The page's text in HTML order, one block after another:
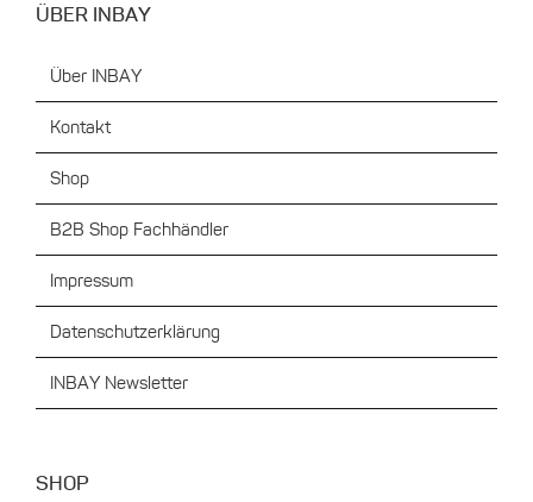
ÜBER INBAY
Über INBAY
Kontakt
Shop
B2B Shop Fachhändler
Impressum
Datenschutzerklärung
INBAY Newsletter
SHOP